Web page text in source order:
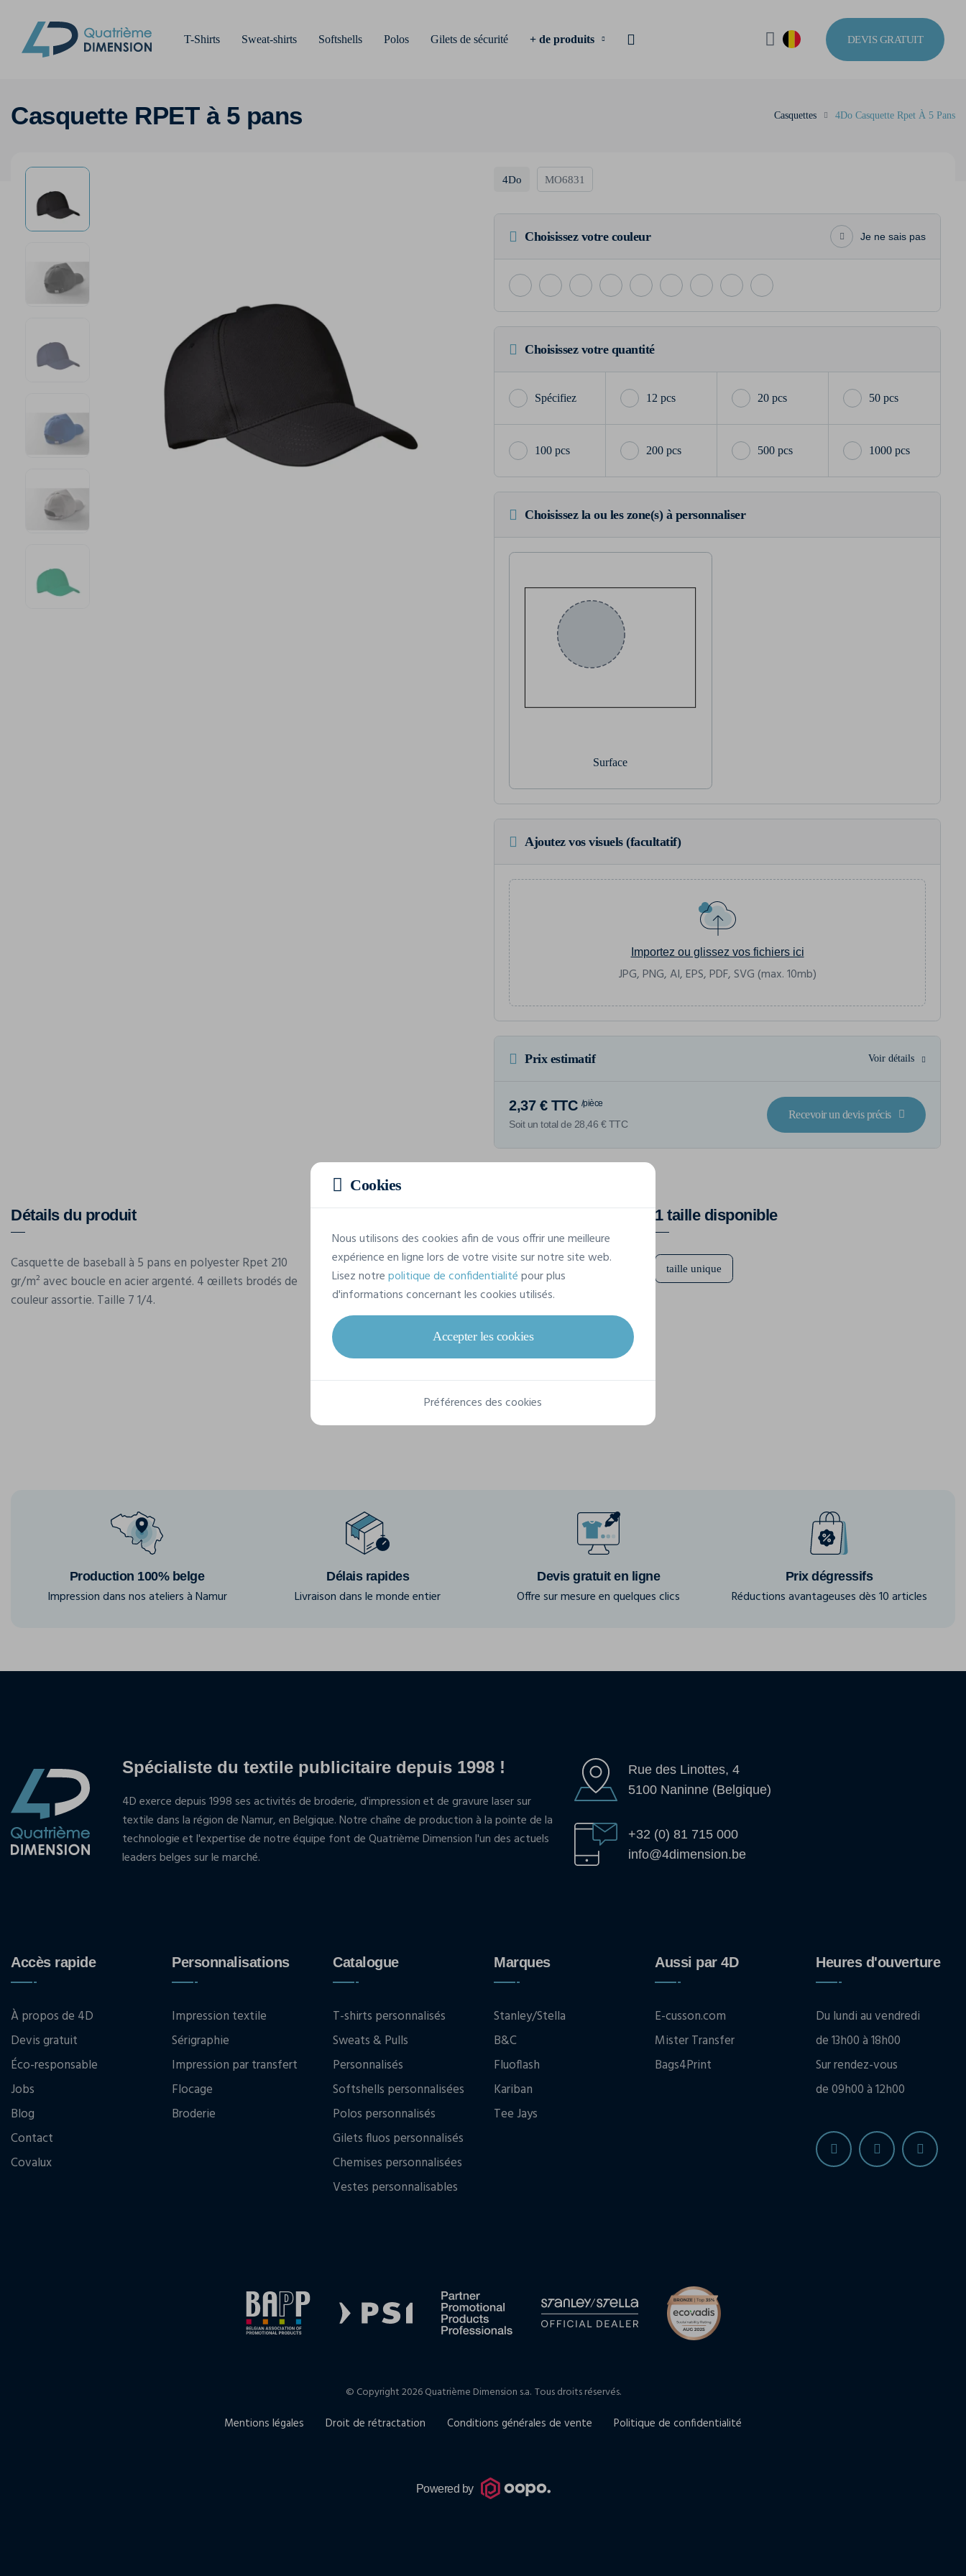
T-Shirts Sweat-shirts Softshells Polos Gilets de sécurité + de produits DEVIS GRATUIT
Casquette RPET à 5 pans Casquettes 4Do Casquette Rpet À 5 Pans
4Do MO6831
Choisissez votre couleur Je ne sais pas
Choisissez votre quantité
12 pcs 20 pcs 50 pcs
100 pcs 200 pcs 500 pcs 1000 pcs
Choisissez la ou les zone(s) à personnaliser
Surface
Ajoutez vos visuels (facultatif)
Importez ou glissez vos fichiers ici
JPG, PNG, AI, EPS, PDF, SVG (max. 10mb)
Prix estimatif Voir détails
2,37 € TTC /pièce
Soit un total de 28,46 € TTC
Recevoir un devis précis
Détails du produit
Casquette de baseball à 5 pans en polyester Rpet 210
gr/m² avec boucle en acier argenté. 4 œillets brodés de
couleur assortie. Taille 7 1/4.
Marque
4Do
Référence
Dimensions
20X17X12CM
Composition
RPET
1 taille disponible
taille unique
Production 100% belge
Impression dans nos ateliers à Namur
Délais rapides
Livraison dans le monde entier
Devis gratuit en ligne
Offre sur mesure en quelques clics
Prix dégressifs
Réductions avantageuses dès 10 articles
Spécialiste du textile publicitaire depuis 1998 !
4D exerce depuis 1998 ses activités de broderie, d'impression et de gravure laser sur
textile dans la région de Namur, en Belgique. Notre chaîne de production à la pointe de la
technologie et l'expertise de notre équipe font de Quatrième Dimension l'un des actuels
leaders belges sur le marché.
Rue des Linottes, 4
5100 Naninne (Belgique)
+32 (0) 81 715 000
info@4dimension.be
Accès rapide
À propos de 4D
Devis gratuit
Éco-responsable
Jobs
Blog
Contact
Covalux
Personnalisations
Impression textile
Sérigraphie
Impression par transfert
Flocage
Broderie
Catalogue
T-shirts personnalisés
Sweats & Pulls
Personnalisés
Softshells personnalisées
Polos personnalisés
Gilets fluos personnalisés
Chemises personnalisées
Vestes personnalisables
Marques
Stanley/Stella
B&C
Fluoflash
Kariban
Tee Jays
Aussi par 4D
E-cusson.com
Mister Transfer
Bags4Print
Heures d'ouverture
Du lundi au vendredi
de 13h00 à 18h00
Sur rendez-vous
de 09h00 à 12h00
© Copyright 2026 Quatrième Dimension s.a. Tous droits réservés.
Mentions légales Droit de rétractation Conditions générales de vente Politique de confidentialité
Powered by
Cookies
Nous utilisons des cookies afin de vous offrir une meilleure
expérience en ligne lors de votre visite sur notre site web.
Lisez notrepolitique de confidentialitépour plus
d'informations concernant les cookies utilisés.
Accepter les cookies
Préférences des cookies